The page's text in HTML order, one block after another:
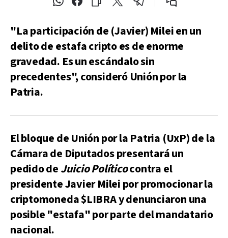
"La participación de (Javier) Milei en un
delito de estafa cripto es de enorme
gravedad. Es un escándalo sin
precedentes", consideró Unión por la
Patria.
El bloque de Unión por la Patria (UxP) de la
Cámara de Diputados presentará un
pedido de Juicio Políticocontra el
presidente Javier Milei por promocionar la
criptomoneda $LIBRA y denunciaron una
posible "estafa" por parte del mandatario
nacional.